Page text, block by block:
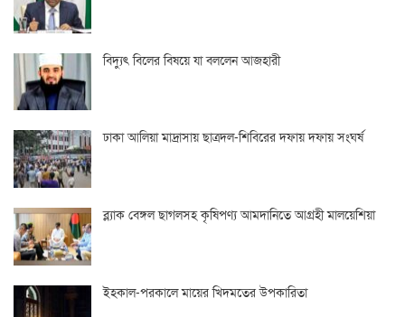
বিদ্যুৎ বিলের বিষয়ে যা বললেন আজহারী
ঢাকা আলিয়া মাদ্রাসায় ছাত্রদল-শিবিরের দফায় দফায় সংঘর্ষ
ব্ল্যাক বেঙ্গল ছাগলসহ কৃষিপণ্য আমদানিতে আগ্রহী মালয়েশিয়া
ইহকাল-পরকালে মায়ের খিদমতের উপকারিতা